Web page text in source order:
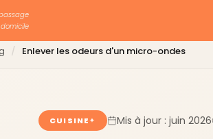
Enlever les odeurs d'un micro-ondes
CUISINE Mis à jour : juin 2026